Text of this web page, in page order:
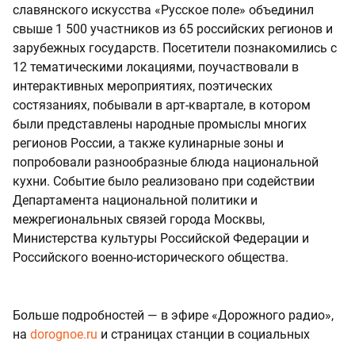
славянского искусства «Русское поле» объединил
свыше 1 500 участников из 65 российских регионов и
зарубежных государств. Посетители познакомились с
12 тематическими локациями, поучаствовали в
интерактивных мероприятиях, поэтических
состязаниях, побывали в арт-квартале, в котором
были представлены народные промыслы многих
регионов России, а также кулинарные зоны и
попробовали разнообразные блюда национальной
кухни. Событие было реализовано при содействии
Департамента национальной политики и
межрегиональных связей города Москвы,
Министерства культуры Российской Федерации и
Российского военно-исторического общества.
Больше подробностей — в эфире «Дорожного радио»,
на dorognoe.ru и страницах станции в социальных